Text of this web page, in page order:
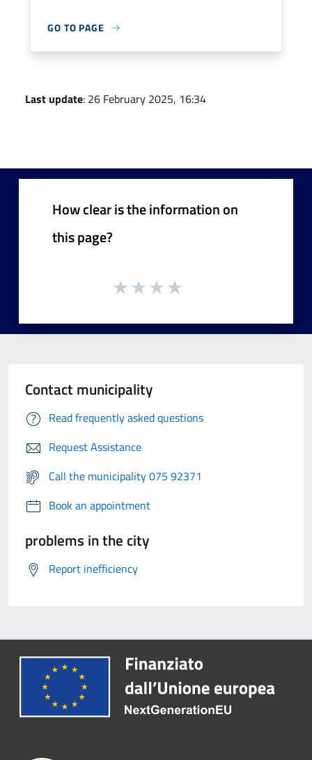
GO TO PAGE
Last update: 26 February 2025, 16:34
How clear is the information on
this page?
Contact municipality
Read frequently asked questions
Request Assistance
Call the municipality 075 92371
Book an appointment
problems in the city
Report inefficiency